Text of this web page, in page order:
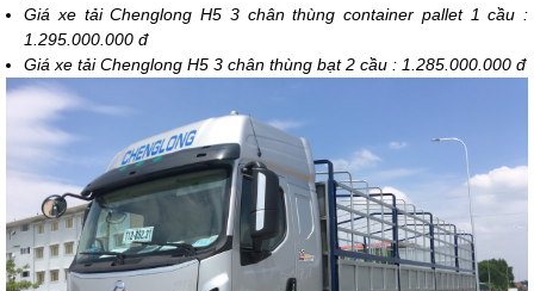
Giá xe tải Chenglong H5 3 chân thùng container pallet 1 cầu :
1.295.000.000 đ
Giá xe tải Chenglong H5 3 chân thùng bạt 2 cầu : 1.285.000.000 đ